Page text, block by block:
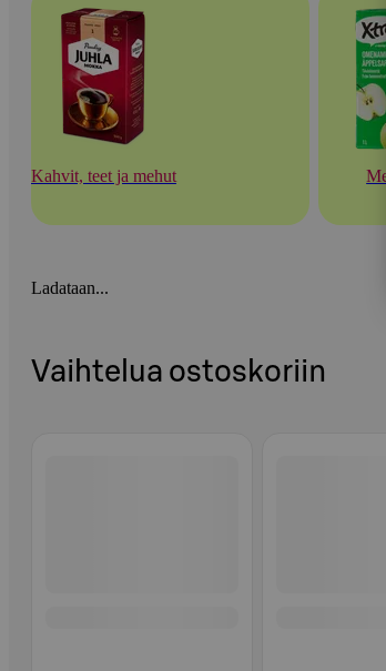
Kahvit, teet ja mehut
Ladataan...
Vaihtelua ostoskoriin